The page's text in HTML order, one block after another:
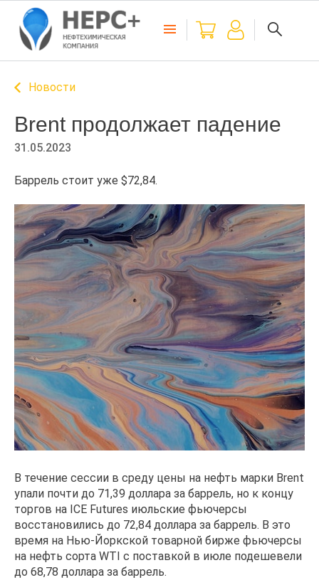
Новости
Brent продолжает падение
31.05.2023
Баррель стоит уже $72,84.
В течение сессии в среду цены на нефть марки Brent
упали почти до 71,39 доллара за баррель, но к концу
торгов на ICE Futures июльские фьючерсы
восстановились до 72,84 доллара за баррель. В это
время на Нью-Йоркской товарной бирже фьючерсы
на нефть сорта WTI с поставкой в июле подешевели
до 68,78 доллара за баррель.